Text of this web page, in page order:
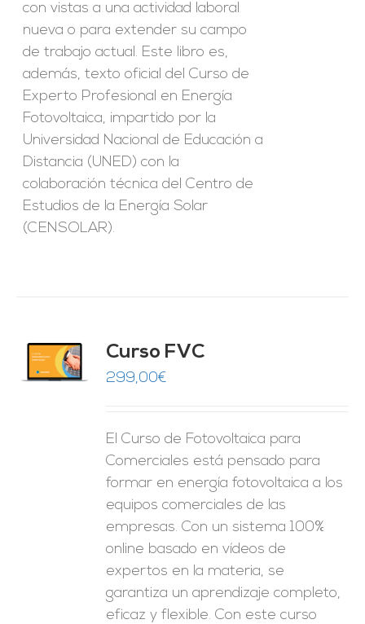
con vistas a una actividad laboral
nueva o para extender su campo
de trabajo actual. Este libro es,
además, texto oficial del Curso de
Experto Profesional en Energía
Fotovoltaica, impartido por la
Universidad Nacional de Educación a
Distancia (UNED) con la
colaboración técnica del Centro de
Estudios de la Energía Solar
(CENSOLAR).
Curso FVC
299,00€
El Curso de Fotovoltaica para
Comerciales está pensado para
formar en energía fotovoltaica a los
equipos comerciales de las
empresas. Con un sistema 100%
online basado en vídeos de
expertos en la materia, se
garantiza un aprendizaje completo,
eficaz y flexible. Con este curso